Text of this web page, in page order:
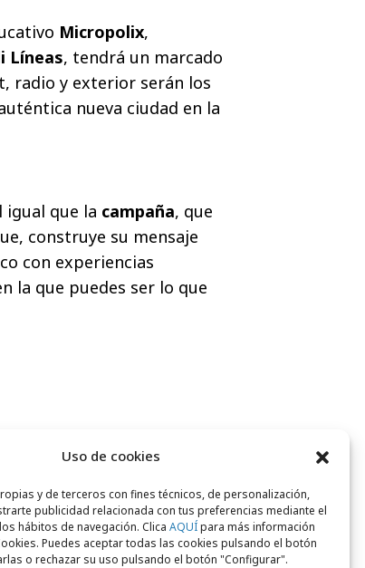
Uso de cookies
y de terceros con fines técnicos, de personalización,
publicidad relacionada con tus preferencias mediante el
hábitos de navegación. Clica AQUÍpara más información
Puedes aceptar todas las cookies pulsando el botón
o rechazar su uso pulsando el botón "Configurar".
Micropolix,
Líneas, tendrá un marcado
radio y exterior serán los
nueva ciudad en la
igual que la campaña, que
construye su mensaje
con experiencias
la que puedes ser lo que